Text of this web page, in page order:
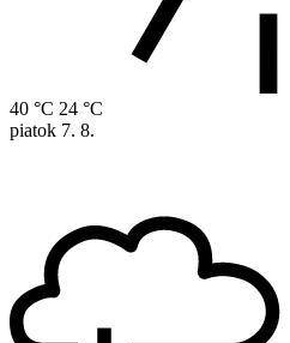
40 °C 24 °C
piatok 7. 8.